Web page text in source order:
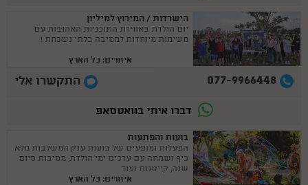
הישרדות / המירוץ למיליון
יום הולדת באווירת התוכניות האהובות עם
משימות מיוחדות למסיבה בלתי נשכחת !
איזורים: כל הארץ
077-9966448 התקשרו אלי
דברו איתי בוואטסאפ
בועות והפתעות
הפעלות ומופעים של בועות ענק המשלבות מלא
כיף ושמחה עם ערכים ימי הולדת, מסיבות סיום
שנה, קייטנות ועוד
איזורים: כל הארץ